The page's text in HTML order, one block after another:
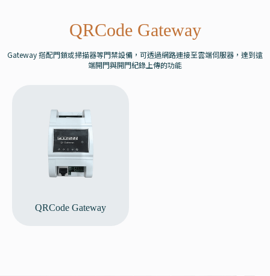
QRCode Gateway
Gateway 搭配門鎖或掃描器等門禁設備，可透過網路連接至雲端伺服器，達到遠
端開門與開門紀錄上傳的功能
QRCode Gateway